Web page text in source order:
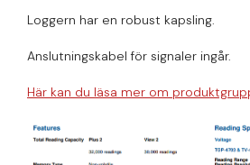
Loggern har en robust kapsling.
Anslutningskabel för signaler ingår.
Här kan du läsa mer om